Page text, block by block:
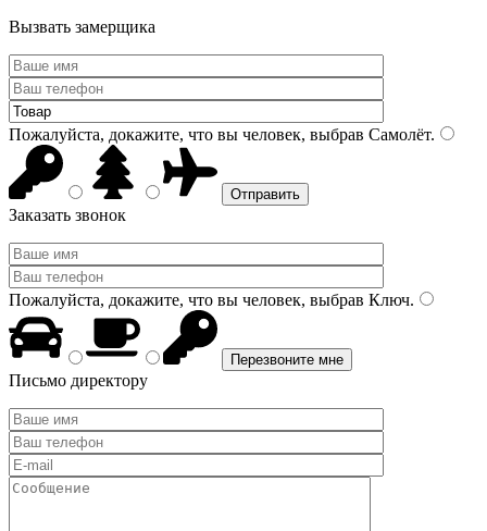
Вызвать замерщика
Пожалуйста, докажите, что вы человек, выбрав Самолёт.
Заказать звонок
Пожалуйста, докажите, что вы человек, выбрав Ключ.
Письмо директору